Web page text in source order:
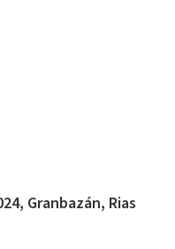
Granbazán, Rias